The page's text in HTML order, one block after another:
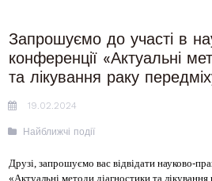
Запрошуємо до участі в
конференції «Актуальні
та лікування раку
19.02.2024
Найближчі події
Друзі, запрошуємо вас відвідати науково-
«Актуальні методи діагностики та